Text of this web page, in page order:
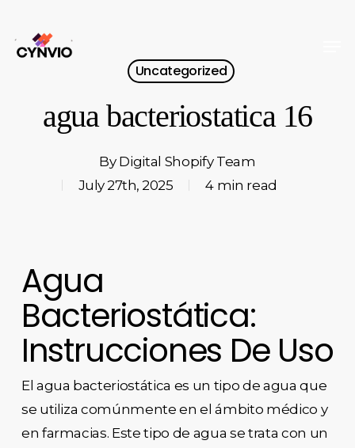
main
Uncategorized
agua bacteriostatica 16
By Digital Shopify Team
July 27th, 2025
4 min read
Agua
Bacteriostática:
Instrucciones De Uso
El agua bacteriostática es un tipo de agua que
se utiliza comúnmente en el ámbito médico y
en farmacias. Este tipo de agua se trata con un